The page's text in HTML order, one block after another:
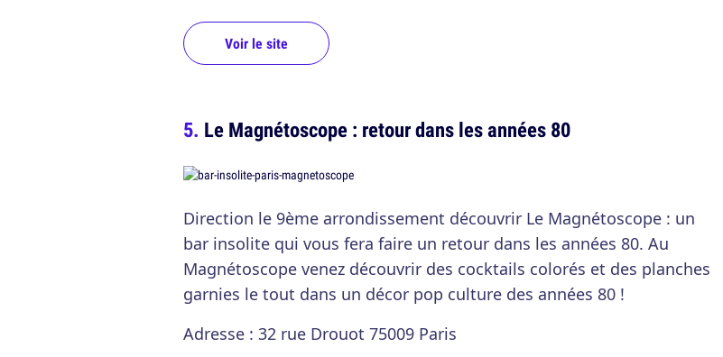
Voir le site
Le Magnétoscope : retour dans les années 80
Direction le 9ème arrondissement découvrir Le Magnétoscope : un
bar insolite qui vous fera faire un retour dans les années 80. Au
Magnétoscope venez découvrir des cocktails colorés et des planches
garnies le tout dans un décor pop culture des années 80 !
Adresse : 32 rue Drouot 75009 Paris